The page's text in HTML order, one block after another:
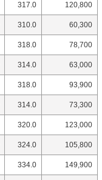
317.0 120,800
310.0 60,300
318.0 78,700
314.0 63,000
318.0 93,900
314.0 73,300
320.0 123,000
324.0 105,800
334.0 149,900